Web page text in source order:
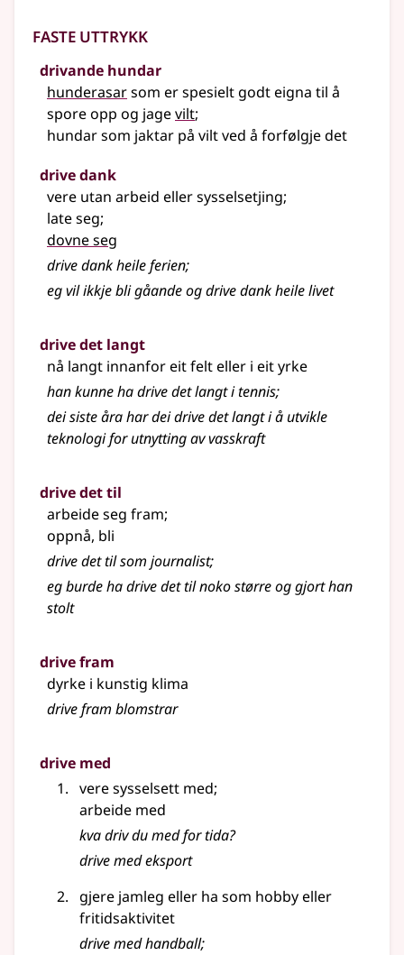
Faste uttrykk
drivande hundar
hunderasarsom er spesielt godt eigna til å
spore opp og jagevilt;
hundar som jaktar på vilt ved å forfølgje det
drive dank
vere utan arbeid eller sysselsetjing;
late seg;
dovne seg
drive dank heile ferien;
eg vil ikkje bli gåande og drive dank heile livet
drive det langt
nå langt innanfor eit felt eller i eit yrke
han kunne ha drive det langt i tennis;
dei siste åra har dei drive det langt i å utvikle
teknologi for utnytting av vasskraft
drive det til
arbeide seg fram;
oppnå, bli
drive det til som journalist;
eg burde ha drive det til noko større og gjort han
stolt
drive fram
dyrke i kunstig klima
drive fram blomstrar
drive med
vere sysselsett med;
arbeide med
kva driv du med for tida?
drive med eksport
gjere jamleg eller ha som hobby eller
fritidsaktivitet
drive med handball;